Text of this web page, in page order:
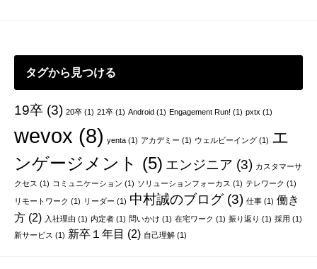
タグから見つける
19卒(3) 20卒(1) 21卒(1) Android(1) Engagement Run! (1) pxtx (1)
wevox (8) yenta(1) アカデミー (1) ウェルビーイング(1) エ
ンゲージメント (5) エンジニア (3) カスタマーサ
クセス (1) コミュニケーション (1) ソリューションフォーカス (1) テレワーク (1)
リモートワーク (1) リーダー (1) 中村誠のブログ(3) 仕事(1) 働き
方(2) 入社理由 (1) 内定者(1) 問いかけ (1) 在宅ワーク (1) 振り返り (1) 採用 (1)
新サービス (1) 新卒１年目 (2) 自己理解(1)